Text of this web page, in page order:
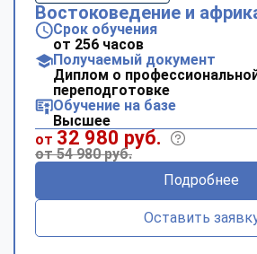
Востоковедение и
Срок обучения
от 256 часов
Получаемый документ
Диплом о
переподготовке
Обучение на базе
Высшее
от 32 980 руб.
от 54 980 руб.
Подробнее
Оставить